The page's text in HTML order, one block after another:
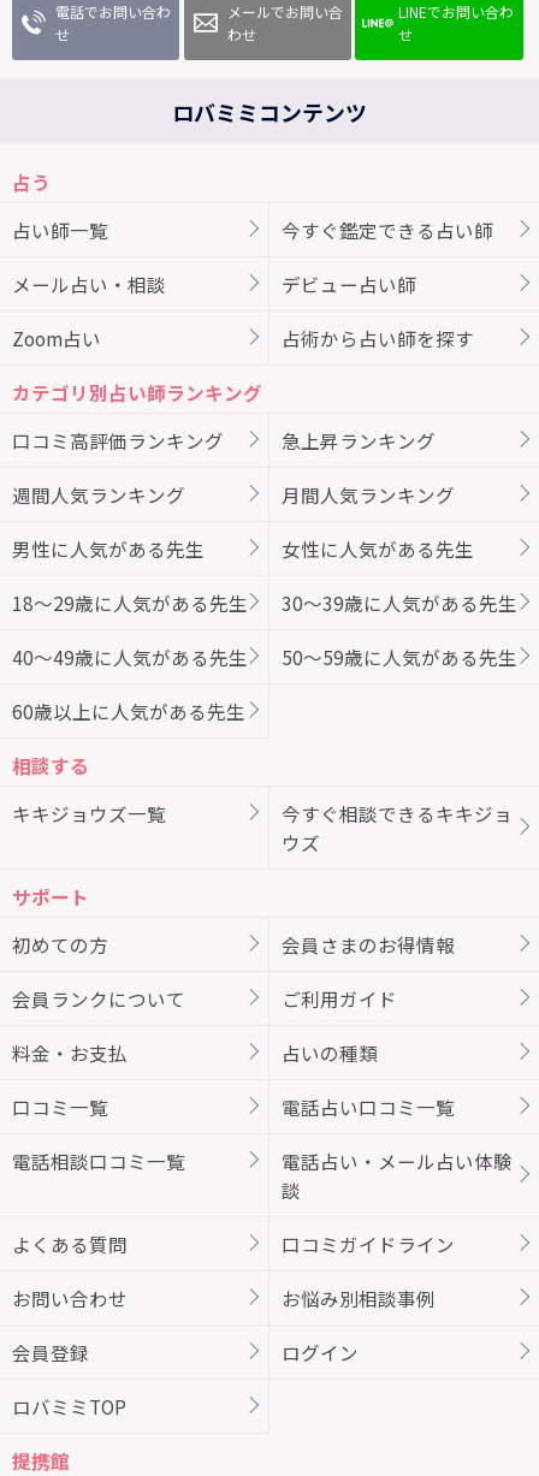
電話でお問い合わ
せ
メールでお問い合
わせ
LINEでお問い合わ
せ
ロバミミコンテンツ
占う
占い師一覧
今すぐ鑑定できる占い師
メール占い・相談 デビュー占い師
Zoom占い 占術から占い師を探す
カテゴリ別占い師ランキング
口コミ高評価ランキング
急上昇ランキング
週間人気ランキング 月間人気ランキング
男性に人気がある先生 女性に人気がある先生
18～29歳に人気がある先生 30～39歳に人気がある先生
40～49歳に人気がある先生 50～59歳に人気がある先生
60歳以上に人気がある先生
相談する
キキジョウズ一覧
今すぐ相談できるキキジョ
ウズ
サポート
初めての方
会員さまのお得情報
会員ランクについて ご利用ガイド
料金・お支払 占いの種類
口コミ一覧 電話占い口コミ一覧
電話相談口コミ一覧
電話占い・メール占い体験
談
よくある質問 口コミガイドライン
お問い合わせ お悩み別相談事例
会員登録 ログイン
ロバミミTOP
提携館